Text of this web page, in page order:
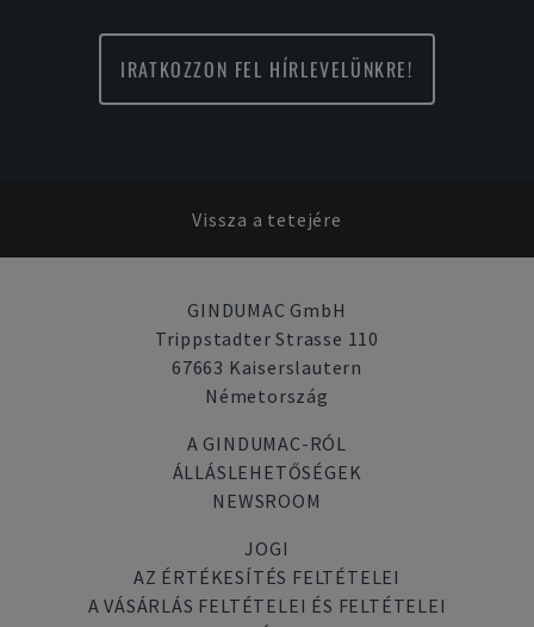
IRATKOZZON FEL HÍRLEVELÜNKRE!
Vissza a tetejére
GINDUMAC GmbH
Trippstadter Strasse 110
67663 Kaiserslautern
Németország
A GINDUMAC-RÓL
ÁLLÁSLEHETŐSÉGEK
NEWSROOM
JOGI
AZ ÉRTÉKESÍTÉS FELTÉTELEI
A VÁSÁRLÁS FELTÉTELEI ÉS FELTÉTELEI